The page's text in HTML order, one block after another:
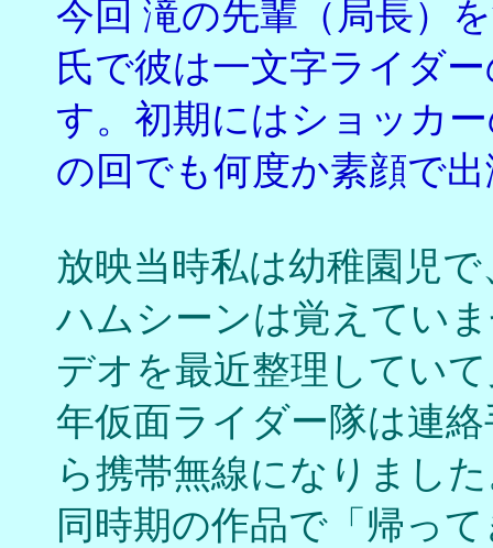
今回 滝の先輩（局長）
氏で彼は一文字ライダ
す。初期にはショッカ
の回でも何度か素顔で
放映当時私は幼稚園児
ハムシーンは覚えてい
デオを最近整理してい
年仮面ライダー隊は連
ら携帯無線になりまし
同時期の作品で「帰っ